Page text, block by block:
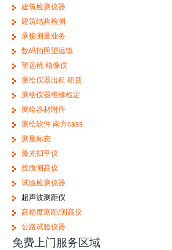
建筑检测仪器
建筑结构检测
承接测量业务
数码拍照望远镜
望远镜 稳像仪
测绘仪器出租 租赁
测绘仪器维修检定
测绘器材附件
测绘软件 南方cass
测量标志
激光扫平仪
线缆测高仪
试验检测仪器
超声波测距仪
高精度测距/测高仪
公路试验仪器
免费上门服务区域